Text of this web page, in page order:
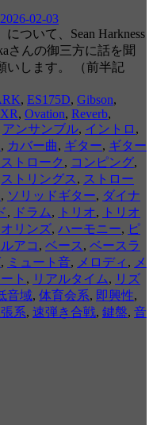
2026-02-03
ついて、Sean Harkness
さんの御三方に話を聞
いします。 （前半記
, ES175D, Gibson,
, Ovation, Reverb,
アンサンブル, イントロ ,
, カバー曲, ギター, ギター
トローク , コンピング,
ストリングス , ストロー
, ソリッドギター, ダイナ
, ドラム, トリオ,
トリオ
リンズ, ハーモニー, ピ
アコ , ベース , ベースラ
, ミュート音, メロディ , メ
ト , リアルタイム, リズ
音域, 体育会系, 即興性,
系, 速弾き合戦, 鍵盤, 音